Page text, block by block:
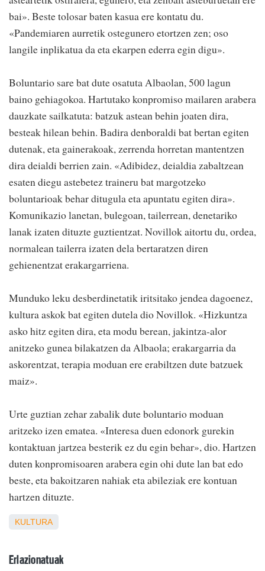
bai». Beste tolosar baten kasua ere kontatu du.
«Pandemiaren aurretik ostegunero etortzen zen; oso
langile inplikatua da eta ekarpen ederra egin digu».
Boluntario sare bat dute osatuta Albaolan, 500 lagun
baino gehiagokoa. Hartutako konpromiso mailaren arabera
dauzkate sailkatuta: batzuk astean behin joaten dira,
besteak hilean behin. Badira denboraldi bat bertan egiten
dutenak, eta gainerakoak, zerrenda horretan mantentzen
dira deialdi berrien zain. «Adibidez, deialdia zabaltzean
esaten diegu astebetez traineru bat margotzeko
boluntarioak behar ditugula eta apuntatu egiten dira».
Komunikazio lanetan, bulegoan, tailerrean, denetariko
lanak izaten dituzte guztientzat. Novillok aitortu du, ordea,
normalean tailerra izaten dela bertaratzen diren
gehienentzat erakargarriena.
Munduko leku desberdinetatik iritsitako jendea dagoenez,
kultura askok bat egiten dutela dio Novillok. «Hizkuntza
asko hitz egiten dira, eta modu berean, jakintza-alor
anitzeko gunea bilakatzen da Albaola; erakargarria da
askorentzat, terapia moduan ere erabiltzen dute batzuek
maiz».
Urte guztian zehar zabalik dute boluntario moduan
aritzeko izen ematea. «Interesa duen edonork gurekin
kontaktuan jartzea besterik ez du egin behar», dio. Hartzen
duten konpromisoaren arabera egin ohi dute lan bat edo
beste, eta bakoitzaren nahiak eta abileziak ere kontuan
hartzen dituzte.
KULTURA
Erlazionatuak